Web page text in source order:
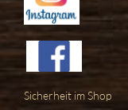
Sicherheit im Shop